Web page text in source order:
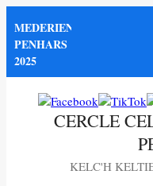
MEDERIEN
PENHARS
2025
CERCLE
KELC'H